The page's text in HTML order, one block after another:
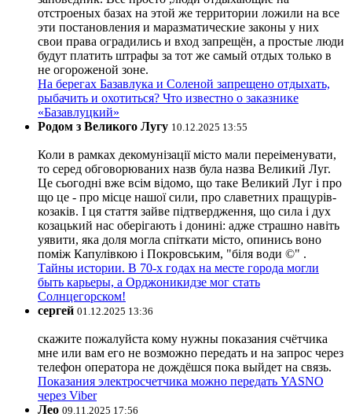
отстроеных базах на этой же территории ложили на все
эти постановления и маразматические законы у них
свои права оградились и вход запрещён, а простые люди
будут платить штрафы за тот же самый отдых только в
не огороженой зоне.
На берегах Базавлука и Соленой запрещено отдыхать,
рыбачить и охотиться? Что известно о заказнике
«Базавлуцкий»
Родом з Великого Лугу 10.12.2025 13:55
Коли в рамках декомунізації місто мали переіменувати,
то серед обговорюваних назв була назва Великий Луг.
Це сьогодні вже всім відомо, що таке Великий Луг і про
що це - про місце нашої сили, про славетних пращурів-
козаків. І ця стаття зайве підтвердження, що сила і дух
козацький нас оберігають і донині: адже страшно навіть
уявити, яка доля могла спіткати місто, опинись воно
поміж Капулівкою і Покровським, "біля води ©" .
Тайны истории. В 70-х годах на месте города могли
быть карьеры, а Орджоникидзе мог стать
Солнцегорском!
сергей 01.12.2025 13:36
скажите пожалуйста кому нужны показания счётчика
мне или вам его не возможно передать и на запрос через
телефон оператора не дождёшся пока выйдет на связь.
Показания электросчетчика можно передать YASNO
через Viber
Лео 09.11.2025 17:56